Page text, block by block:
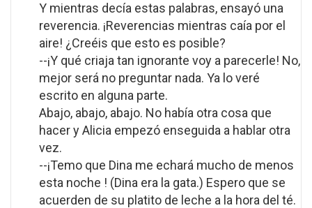
Y mientras decía estas palabras, ensayó una
reverencia. ¡Reverencias mientras caía por el
aire! ¿Creéis que esto es posible?
--¡Y qué criaja tan ignorante voy a parecerle! No,
mejor será no preguntar nada. Ya lo veré
escrito en alguna parte.
Abajo, abajo, abajo. No había otra cosa que
hacer y Alicia empezó enseguida a hablar otra
vez.
--¡Temo que Dina me echará mucho de menos
esta noche ! (Dina era la gata.) Espero que se
acuerden de su platito de leche a la hora del té.